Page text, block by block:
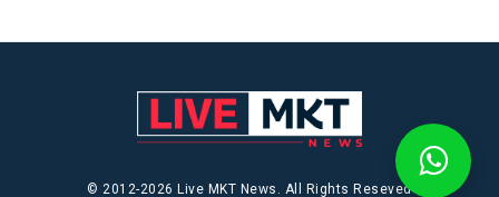
© 2012-2026 Live MKT News. All Rights Reseved